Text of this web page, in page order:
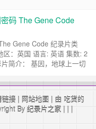
码 The Gene Code
Gene Code 纪录片类
区：英国 语言: 英语 集数: 2
简介： 基因，地球上一切
物的DNA中，生命之书由
成。基因造就了我们，我
保存着我们的过去，也预示
继续阅读 »
链接 | 网站地图 | 由 吃货的
By 纪录片之家 | | |